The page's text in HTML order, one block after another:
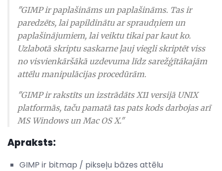
"GIMP ir paplašināms un paplašināms. Tas ir
paredzēts, lai papildinātu ar spraudņiem un
paplašinājumiem, lai veiktu tikai par kaut ko.
Uzlabotā skriptu saskarne ļauj viegli skriptēt viss
no visvienkāršākā uzdevuma līdz sarežģītākajām
attēlu manipulācijas procedūrām.
"GIMP ir rakstīts un izstrādāts X11 versijā UNIX
platformās, taču pamatā tas pats kods darbojas arī
MS Windows un Mac OS X."
Apraksts:
GIMP ir bitmap / pikseļu bāzes attēlu